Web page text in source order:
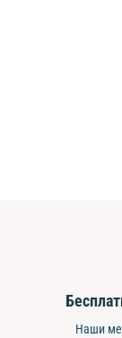
Наши